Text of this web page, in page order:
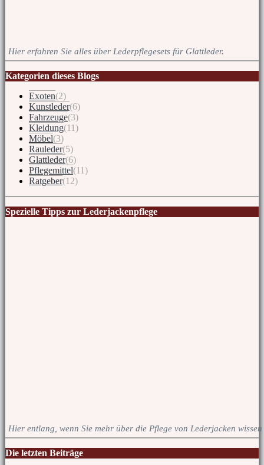
Hier erfahren Sie alles über Lederpflegesets für Glattleder.
Kategorien dieses Blogs
Exoten(2)
Kunstleder(6)
Fahrzeuge(3)
Kleidung(11)
Möbel(3)
Rauleder(5)
Glattleder(6)
Pflegemittel(11)
Ratgeber(12)
Spezielle Tipps zur Lederjackenpflege
Hier entlang, wenn Sie mehr über die Pflege von Lederjacken
Die letzten Beiträge